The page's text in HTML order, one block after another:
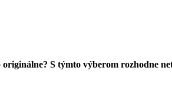
S týmto výberom rozhodne